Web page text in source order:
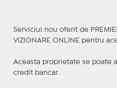
Serviciul nou oferit de
VIZIONARE ONLINE pentru
Aceasta proprietate se poate
credit bancar.